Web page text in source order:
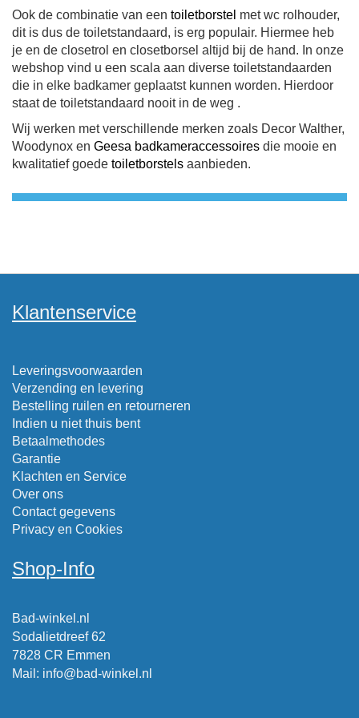
Ook de combinatie van een toiletborstel met wc rolhouder,
dit is dus de toiletstandaard, is erg populair. Hiermee heb
je en de closetrol en closetborsel altijd bij de hand. In onze
webshop vind u een scala aan diverse toiletstandaarden
die in elke badkamer geplaatst kunnen worden. Hierdoor
staat de toiletstandaard nooit in de weg .
Wij werken met verschillende merken zoals Decor Walther,
Woodynox en Geesa badkameraccessoires die mooie en
kwalitatief goede toiletborstels aanbieden.
Klantenservice
Leveringsvoorwaarden
Verzending en levering
Bestelling ruilen en retourneren
Indien u niet thuis bent
Betaalmethodes
Garantie
Klachten en Service
Over ons
Contact gegevens
Privacy en Cookies
Shop-Info
Bad-winkel.nl
Sodalietdreef 62
7828 CR Emmen
Mail : info@bad-winkel.nl